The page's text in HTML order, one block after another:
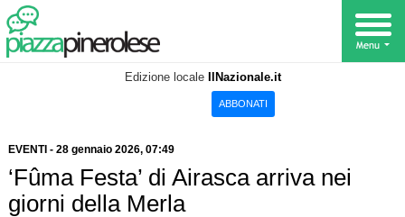
Edizione locale IlNazionale.it
ABBONATI
EVENTI - 28 gennaio 2026, 07:49
‘Fûma Festa’ di Airasca arriva nei
giorni della Merla